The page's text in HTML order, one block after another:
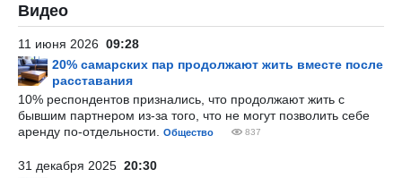
Видео
11 июня 2026 09:28
20% самарских пар продолжают жить вместе после
расставания
10% респондентов признались, что продолжают жить с
бывшим партнером из-за того, что не могут позволить себе
аренду по-отдельности.
Общество 837
31 декабря 2025 20:30